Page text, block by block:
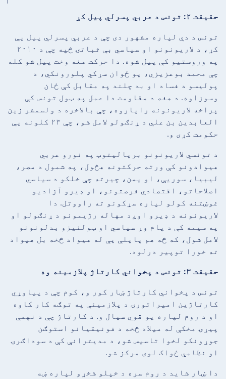
حقیقت ۲: تونس د عربي پسرلي پیل کړ
تونس د دې لپاره مشهور دی چې د عربي پسرلي پیل یې
کړ، د لاریونونو او سیاسي بې ثباتۍ څپه چې د ۲۰۱۰
په وروستیو کې پیل شوه. دا حرکت هغه وخت پیل شو کله
چې محمد بوعزیزي، یو ځوان سړکي پلورونکي، د
پولیسو د فساد او بد چلند په مقابل کې ځان
وسوزاوه. د هغه د مقاومت دا عمل په ټول تونس کې
پراخه لاریونونه راپاروه، چې بالاخره د ولسمشر زین
العابدین بن علي د ړنګولو لامل شو، چې ۲۳ کلونه یې
حکومت کړی و.
د تونسي لاریونونو بریالیتوب په نورو عربي
هیوادونو کې ورته حرکتونه هڅول، په شمول د مصر،
لیبیا، سوریې، او یمن، چیرته چې خلکو د سیاسي
اصلاحاتو، اقتصادي فرصتونو، او ډیرو آزادیو
غوښتنه کولو لپاره سړکونو ته راووتل. دا
لاریونونه د ډیرو اوږد مهاله رژیمونو د ړنګولو او
په سیمه کې د پام وړ سیاسي او ټولنیزو بدلونونو
لامل شول، که څه هم پایلې یې له هیواد څخه بل هیواد
ته خورا توپیر درلود.
حقیقت ۳: تونس د پخواني کارتاژ پلازمینه وه
تونس د پخواني کارتاژ ښار کور و، کوم چې د پیاوړي
کارتاژین امپراتورۍ د پلازمینې په توګه کار کاوه
او د روم لپاره یو قوي سیال و. د کارتاژ چې د نهمې
پیړۍ مخکې له میلاد څخه د فونیقیانو استوګن
جوړونکو لخوا تاسیس شو، د مدیترانې کې د سوداګرۍ
او نظامي ځواک لوی مرکز شو.
دا ښار شاید د روم سره د خپلو شخړو لپاره ښه